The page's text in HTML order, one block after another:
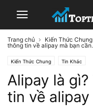
Trang chủ Kiến Thức Chung
thông tin về alipay mà bạn
Kiến Thức Chung Tin Khác
Alipay là
tin về